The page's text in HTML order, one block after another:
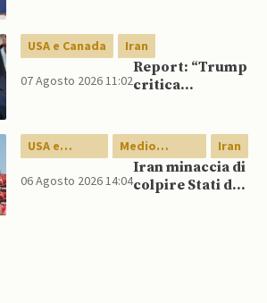
mentre è ancora
impegnato in
Ucraina
USA e Canada Iran
07 Agosto 2026 11:02
Report: “Trump
critica
munizioni in
guerra con
l’Iran”
USA e
Canada
Medio
Oriente
Iran
06 Agosto 2026 14:04
Iran minaccia di
colpire Stati del